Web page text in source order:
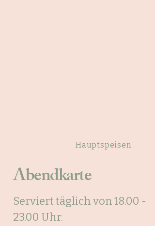
Abendkarte
Serviert täglich von18.00 -
23.00 Uhr.
Hauptspeisen